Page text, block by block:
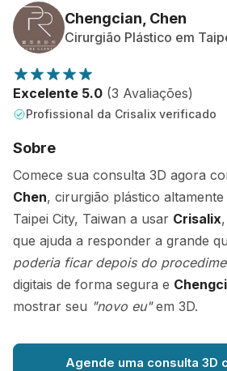
Avaliações dos pacientes
Chengcian, Chen
Cirurgião Plástico em
Excelente 5.0 (3 Avaliações)
Profissional da Crisalix verificado
Sobre
Comece sua consulta 3D agora
Chen, cirurgião plástico
Taipei City, Taiwan a usar Crisalix
que ajuda a responder a grande
poderia ficar depois do
digitais de forma segura e
mostrar seu "novo eu"em 3D.
Agende uma consulta 3D